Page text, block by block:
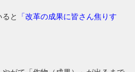
と
「改革の成果に皆さん焦りす